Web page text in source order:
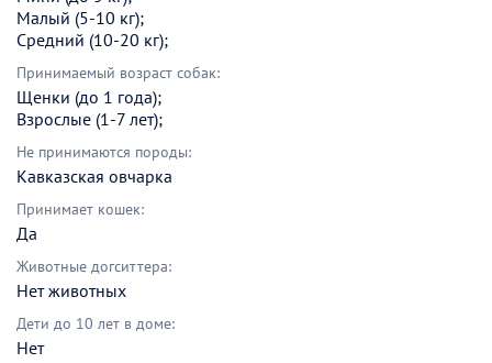
Малый (5-10 кг);
Средний (10-20 кг);
Принимаемый возраст собак:
Щенки (до 1 года);
Взрослые (1-7 лет);
Не принимаются породы:
Кавказская овчарка
Принимает кошек:
Да
Животные догситтера:
Нет животных
Дети до 10 лет в доме:
Нет